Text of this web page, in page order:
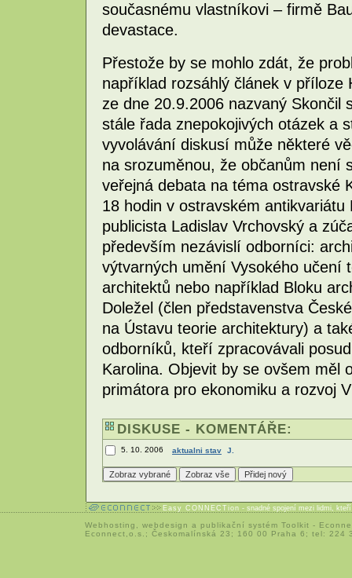
současnému vlastníkovi – firmě
devastace.
Přestože by se mohlo zdát, že
například rozsáhlý článek v příloze
ze dne 20.9.2006 nazvaný Skončil
stále řada znepokojivých otázek a
vyvolávání diskusí může některé
na srozuměnou, že občanům není
veřejná debata na téma ostravské
18 hodin v ostravském
publicista Ladislav Vrchovský a
především nezávislí odborníci:
výtvarných umění Vysokého učení
architektů nebo například Bloku
Doležel (člen představenstva
na Ústavu teorie architektury) a
odborníků, kteří zpracovávali
Karolina. Objevit by se ovšem měl
primátora pro ekonomiku a rozvoj
DISKUSE - KOMENTÁŘE:
5. 10. 2006 aktualni stav J.
Easy CONNECTion - snadné spojení mezi lidmi,
Webhosting webdesign a publikační systém Toolkit -
Econnect,o.s.; Českomalínská 23; 160 00 Praha 6; tel: 224